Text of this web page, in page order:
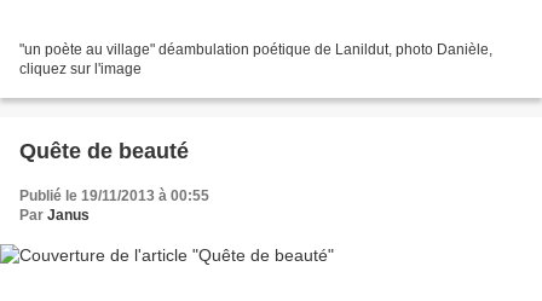
"un poète au village" déambulation poétique de Lanildut, photo Danièle,
cliquez sur l'image
Quête de beauté
Publié le 19/11/2013 à 00:55
Par Janus